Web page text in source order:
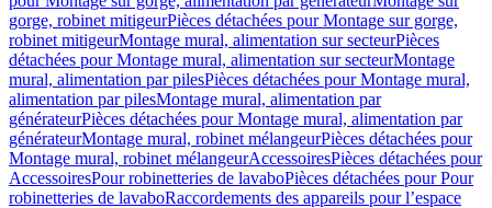
gorge, robinet mitigeurPièces détachées pour Montage sur gorge,
robinet mitigeurMontage mural, alimentation sur secteurPièces
détachées pour Montage mural, alimentation sur secteurMontage
mural, alimentation par pilesPièces détachées pour Montage mural,
alimentation par pilesMontage mural, alimentation par
générateurPièces détachées pour Montage mural, alimentation par
générateurMontage mural, robinet mélangeurPièces détachées pour
Montage mural, robinet mélangeurAccessoiresPièces détachées pour
AccessoiresPour robinetteries de lavaboPièces détachées pour Pour
robinetteries de lavaboRaccordements des appareils pour l’espace